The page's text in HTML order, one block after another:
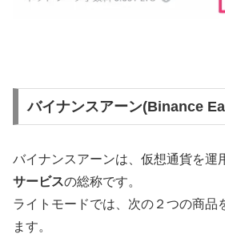
バイナンスアーン(Binance
バイナンスアーンは、仮想通貨を運
サービスの総称です。
ライトモードでは、次の２つの商品
ます。